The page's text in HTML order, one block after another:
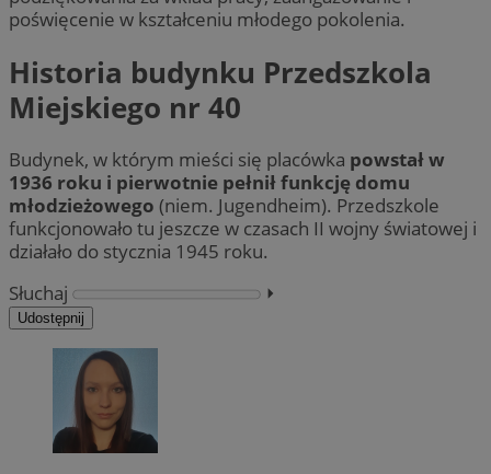
poświęcenie w kształceniu młodego pokolenia.
Historia budynku Przedszkola
Miejskiego nr 40
Budynek, w którym mieści się placówka powstał w
1936 roku i pierwotnie pełnił funkcję domu
młodzieżowego (niem. Jugendheim). Przedszkole
funkcjonowało tu jeszcze w czasach II wojny światowej i
działało do stycznia 1945 roku.
Słuchaj
⏵︎
Udostępnij